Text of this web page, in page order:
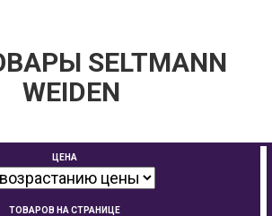
SELTMANN
WEIDEN
ЦЕНА
ТОВАРОВ НА СТРАНИЦЕ